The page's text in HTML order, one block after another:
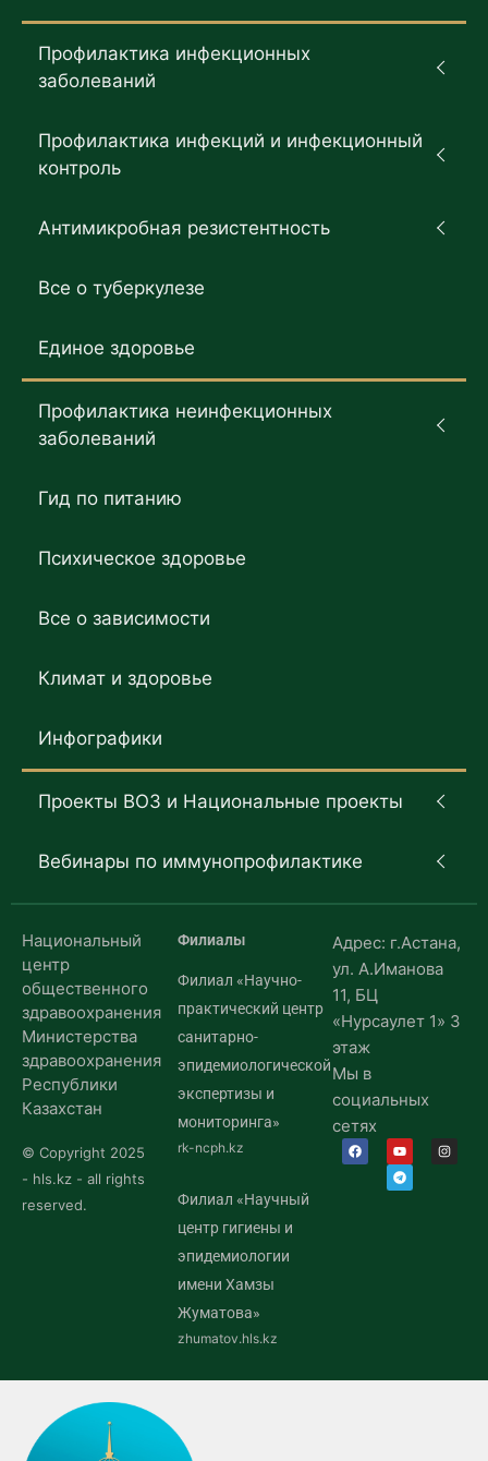
Профилактика инфекционных
заболеваний
Профилактика инфекций и инфекционный
контроль
Антимикробная резистентность
Все о туберкулезе
Единое здоровье
Профилактика неинфекционных
заболеваний
Гид по питанию
Психическое здоровье
Все о зависимости
Климат и здоровье
Инфографики
Проекты ВОЗ и Национальные проекты
Вебинары по иммунопрофилактике
Национальный
центр
общественного
здравоохранения
Министерства
здравоохранения
Республики
Казахстан
© Copyright 2025
- hls.kz - all rights
reserved.
Филиалы
Филиал «Научно-
практический центр
санитарно-
эпидемиологической
экспертизы и
мониторинга»
rk-ncph.kz
Филиал «Научный
центр гигиены и
эпидемиологии
имени Хамзы
Жуматова»
zhumatov.hls.kz
Адрес: г.Астана,
ул. А.Иманова
11, БЦ
«Нурсаулет 1» 3
этаж
Мы в
социальных
сетях